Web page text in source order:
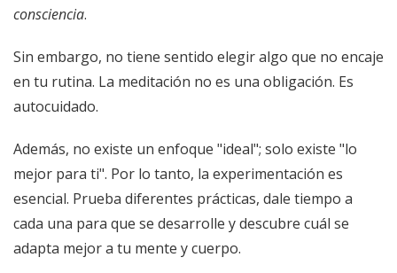
consciencia.
Sin embargo, no tiene sentido elegir algo que no encaje
en tu rutina. La meditación no es una obligación. Es
autocuidado.
Además, no existe un enfoque "ideal"; solo existe "lo
mejor para ti". Por lo tanto, la experimentación es
esencial. Prueba diferentes prácticas, dale tiempo a
cada una para que se desarrolle y descubre cuál se
adapta mejor a tu mente y cuerpo.